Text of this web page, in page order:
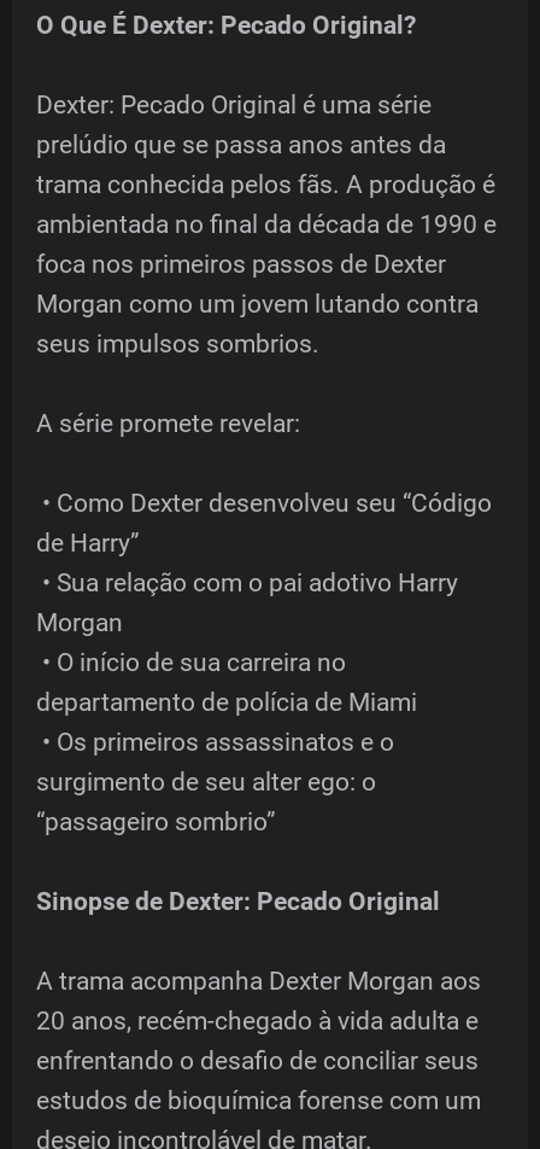
O Que É Dexter: Pecado Original?
Dexter: Pecado Original é uma série
prelúdio que se passa anos antes da
trama conhecida pelos fãs. A produção é
ambientada no final da década de 1990 e
foca nos primeiros passos de Dexter
Morgan como um jovem lutando contra
seus impulsos sombrios.
A série promete revelar:
• Como Dexter desenvolveu seu “Código
de Harry”
• Sua relação com o pai adotivo Harry
Morgan
• O início de sua carreira no
departamento de polícia de Miami
• Os primeiros assassinatos e o
surgimento de seu alter ego: o
“passageiro sombrio”
Sinopse de Dexter: Pecado Original
A trama acompanha Dexter Morgan aos
20 anos, recém-chegado à vida adulta e
enfrentando o desafio de conciliar seus
estudos de bioquímica forense com um
desejo incontrolável de matar.